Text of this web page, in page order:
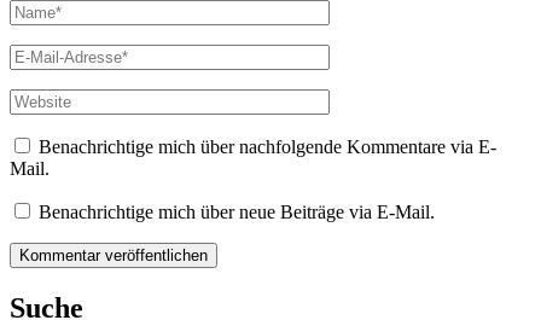
Name*
E-
Mail-
Adresse*
Website
Benachrichtige mich über nachfolgende Kommentare via E-
Mail.
Benachrichtige mich über neue Beiträge via E-Mail.
Suche